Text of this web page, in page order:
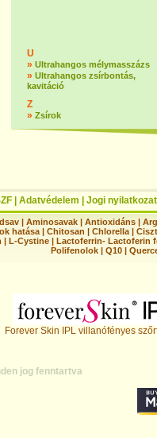
U
» Ultrahangos mélymasszázs
» Ultrahangos zsírbontás,
kavitáció
Z
» Zsírok
Adatvédelem Jogi nyilatkozat
|Aminosavak |Antioxidáns |
hatása | Chitosan | Chlorella |
| L-Cystine | Lactoferrin- Lactoferin
Polifenolok |Q10 |
Forever Skin IPL villanófényes
jog fenntartva